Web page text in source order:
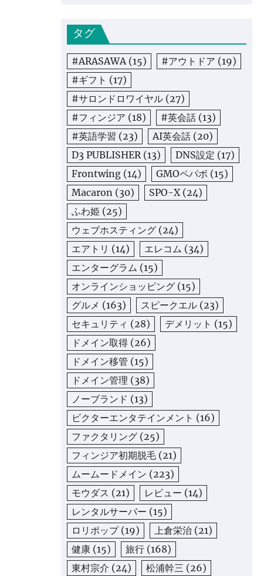
タグ
#ARASAWA(15) #アウトドア (19)
#ギフト (17)
#サロンドロワイヤル (27)
#フィンジア (18) #英会話 (13)
#英語学習 (23) AI英会話 (20)
D3 PUBLISHER(13) DNS設定 (17)
Frontwing (14) GMOペパボ (15)
Macaron (30) SPO-X(24)
ふわ姫 (25)
ウェブホスティング (24)
エアトリ (14) エレコム (34)
エンターグラム (15)
オンラインショッピング (15)
グルメ (163) スピークエル (23)
セキュリティ (28) デメリット (15)
ドメイン取得 (26)
ドメイン移管 (15)
ドメイン管理 (38)
ノーブランド (13)
ビクターエンタテインメント (16)
ファクタリング (25)
フィンジア初期脱毛 (21)
ムームードメイン (223)
モウダス (21) レビュー (14)
レンタルサーバー (15)
ロリポップ(19) 上倉栄治 (21)
健康 (15) 旅行 (168)
東村宗介 (24) 松浦幹三 (26)